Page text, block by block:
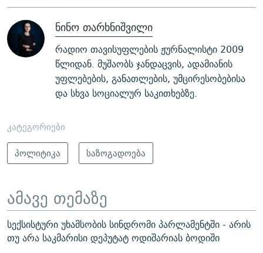
ნინო თარხნიშვილი
რადიო თავისუფლების ჟურნალისტი 2009
წლიდან. მუშაობს ჯანდაცვის, ადამიანის
უფლებების, განათლების, უმცირესობებისა
და სხვა სოციალურ საკითხებზე.
კატეგორიები
პოლიტიკა
საზოგადოება
ამავე თემაზე
სექსისტური უხამსობის სინდრომი პარლამენტში - არის
თუ არა საკმარისი დეპუტატ ოდიშარიას ბოდიში